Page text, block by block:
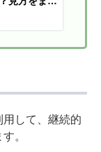
して、継続的
。